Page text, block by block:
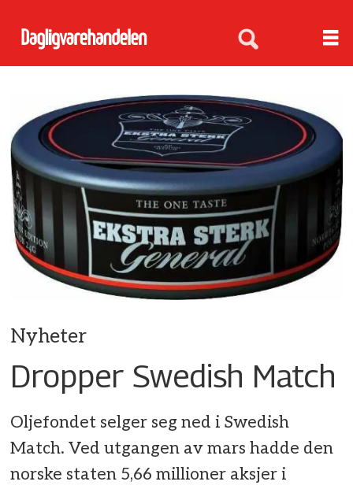
Nyheter
Dropper Swedish Match
Oljefondet selger seg ned i Swedish
Match. Ved utgangen av mars hadde den
norske staten 5,66 millioner aksjer i